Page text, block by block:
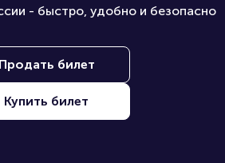
- быстро, удобно и безопасно
Продать билет
Купить билет